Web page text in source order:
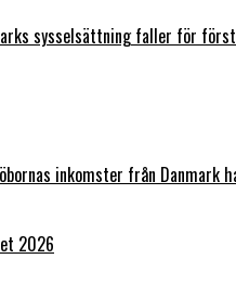
sysselsättning faller för
inkomster från Danmark
2026